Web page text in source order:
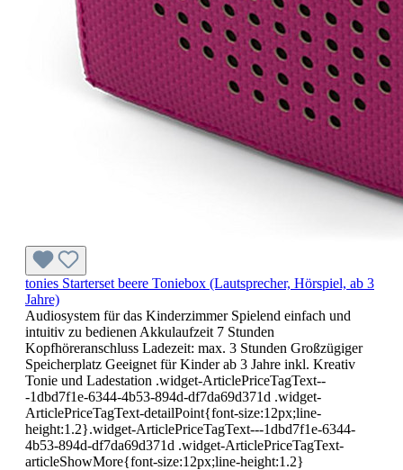
tonies Starterset beere Toniebox (Lautsprecher, Hörspiel, ab 3
Jahre)
Audiosystem für das Kinderzimmer Spielend einfach und
intuitiv zu bedienen Akkulaufzeit 7 Stunden
Kopfhöreranschluss Ladezeit: max. 3 Stunden Großzügiger
Speicherplatz Geeignet für Kinder ab 3 Jahre inkl. Kreativ
Tonie und Ladestation .widget-ArticlePriceTagText--
-1dbd7f1e-6344-4b53-894d-df7da69d371d .widget-
ArticlePriceTagText-detailPoint{font-size:12px;line-
height:1.2}.widget-ArticlePriceTagText---1dbd7f1e-6344-
4b53-894d-df7da69d371d .widget-ArticlePriceTagText-
articleShowMore{font-size:12px;line-height:1.2}